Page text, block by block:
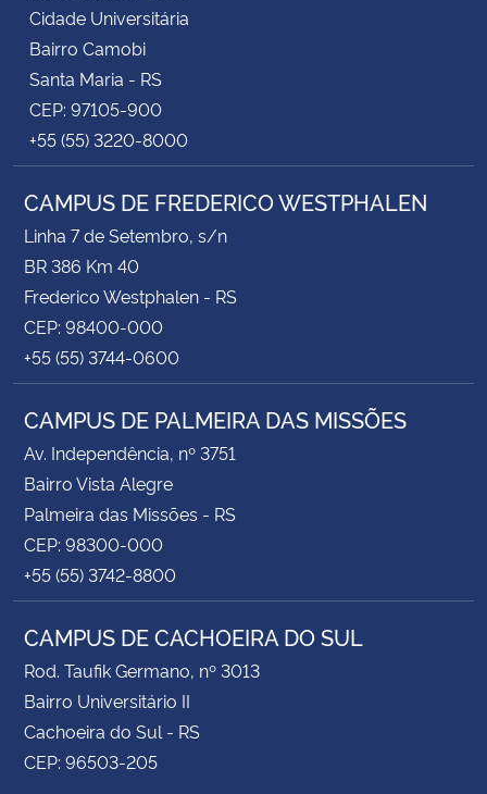
Cidade Universitária
Bairro Camobi
Santa Maria - RS
CEP: 97105-900
+55 (55) 3220-8000
CAMPUS DE FREDERICO WESTPHALEN
Linha 7 de Setembro, s/n
BR 386 Km 40
Frederico Westphalen - RS
CEP: 98400-000
+55 (55) 3744-0600
CAMPUS DE PALMEIRA DAS MISSÕES
Av. Independência, nº 3751
Bairro Vista Alegre
Palmeira das Missões - RS
CEP: 98300-000
+55 (55) 3742-8800
CAMPUS DE CACHOEIRA DO SUL
Rod. Taufik Germano, nº 3013
Bairro Universitário II
Cachoeira do Sul - RS
CEP: 96503-205